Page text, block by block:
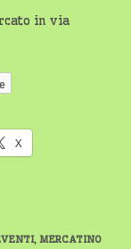
in via
X
, MERCATINO